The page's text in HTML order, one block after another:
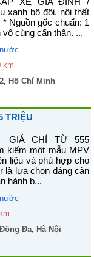
xanh bộ đội, nội thất
Nguồn gốc chuẩn: 1
cùng cẩn thận. ...
km
, Hồ Chí Minh
TRIỆU
– GIÁ CHỈ TỪ 555
kiếm một mẫu MPV
liệu và phù hợp cho
là lựa chọn đáng cân
hành b...
Đa, Hà Nội